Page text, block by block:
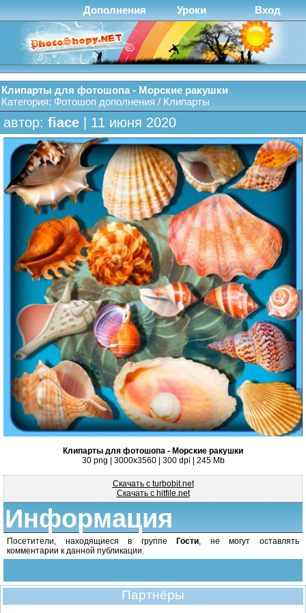
Дополнения Уроки Вход
Клипарты для фотошопа - Морские ракушки
Категория: Фотошоп дополнения / Клипарты
автор: fiace | 11 июня 2020
Клипарты для фотошопа - Морские ракушки
30 png | 3000х3560 | 300 dpi | 245 Mb
Скачать с turbobit.net
Скачать с hitfile.net
Информация
Посетители, находящиеся в группе Гости, не могут оставлять
комментарии к данной публикации.
Партнёры